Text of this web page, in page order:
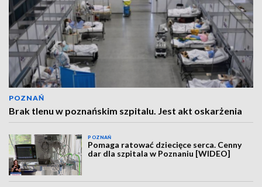
POZNAŃ
Brak tlenu w poznańskim szpitalu. Jest akt oskarżenia
POZNAŃ
Pomaga ratować dziecięce serca. Cenny
dar dla szpitala w Poznaniu [WIDEO]